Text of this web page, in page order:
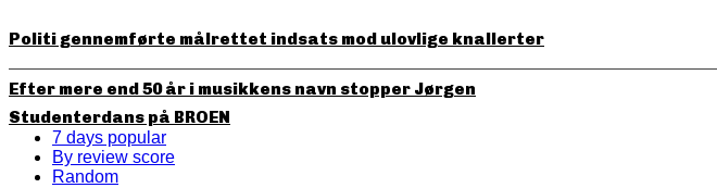
Politi gennemførte målrettet indsats mod ulovlige knallerter
Efter mere end 50 år i musikkens navn stopper Jørgen
Studenterdans på BROEN
7 days popular
By review score
Random